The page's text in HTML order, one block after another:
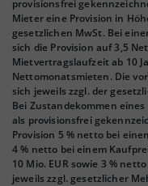
provisionsfrei
Mieter eine Provision in
gesetzlichen MwSt. Bei
sich die Provision auf 3,5
Mietvertragslaufzeit ab 10
Nettomonatsmieten. Die
sich jeweils zzgl. der
Bei Zustandekommen
als provisionsfrei
Provision 5 % netto bei
4 % netto bei einem
10 Mio. EUR sowie 3 %
jeweils zzgl. gesetzlicher